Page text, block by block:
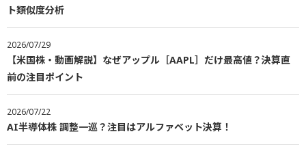
ト類似度分析
2026/07/29
【米国株・動画解説】なぜアップル［AAPL］だけ最高値？決算直
前の注目ポイント
2026/07/22
AI半導体株 調整一巡？注目はアルファベット決算！